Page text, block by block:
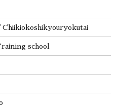
Chiikiokoshikyouryokutai
school